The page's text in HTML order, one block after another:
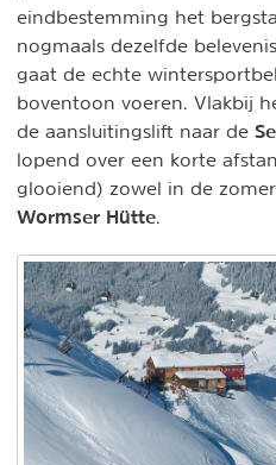
eindbestemming het
nogmaals dezelfde
gaat de echte
boventoon voeren. Vlakbij
de aansluitingslift naar de
lopend over een korte
glooiend) zowel in de
Wormser Hütte